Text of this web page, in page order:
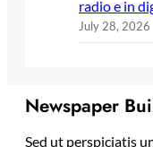
radio e in
July 28, 2026
Newspaper
Sed ut perspiciatis